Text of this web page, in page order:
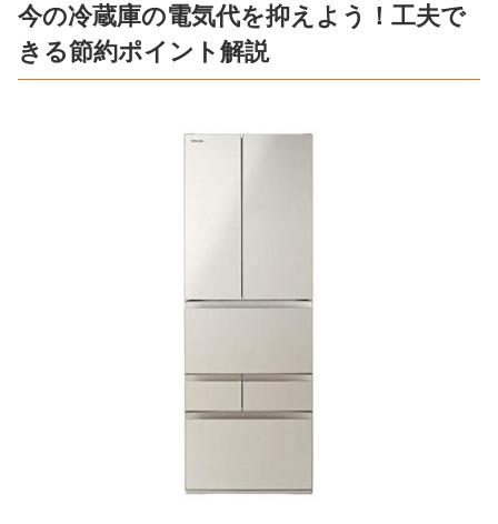
今の冷蔵庫の電気代を抑えよう！工夫で
きる節約ポイント解説